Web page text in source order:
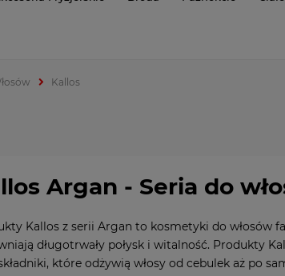
Kallos
Argan - Seria do
Kallos z serii Argan to kosmetyki do włosów
długotrwały połysk i witalność. Produkty
które odżywią włosy od cebulek aż po